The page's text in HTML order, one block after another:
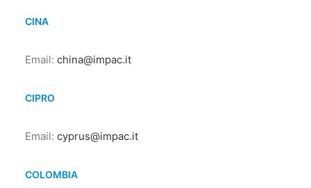
CINA
Email: china@impac.it
CIPRO
Email: cyprus@impac.it
COLOMBIA